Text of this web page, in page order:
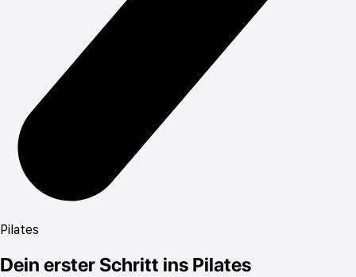
Pilates
Dein erster Schritt ins Pilates